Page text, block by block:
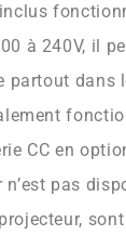
à 240V, il
partout dans
CC en
pas